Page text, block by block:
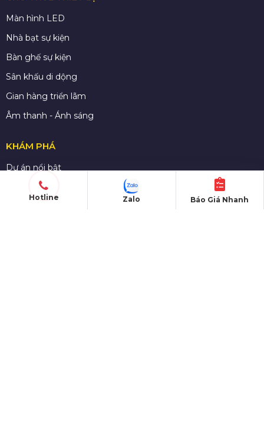
Màn hình LED
Nhà bạt sự kiện
Bàn ghế sự kiện
Sân khấu di dộng
Gian hàng triển lãm
Âm thanh - Ánh sáng
KHÁM PHÁ
Dự án nổi bật
Thư viện video
Hotline Báo Giá Nhanh
Zalo